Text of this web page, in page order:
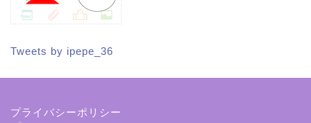
Tweets by ipepe_36
プライバシーポリシー